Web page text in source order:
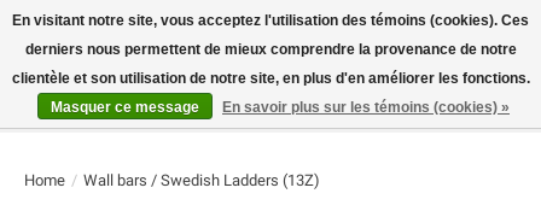
E-MAIL:info@flame-sport.deTEL.: +49 1525 9705 011
Liste de souhaits
Panier
Home / Wall bars / Swedish Ladders (13Z)
En visitant notre site, vous acceptez l'utilisation des témoins (cookies). Ces
derniers nous permettent de mieux comprendre la provenance de notre
clientèle et son utilisation de notre site, en plus d'en améliorer les fonctions.
Masquer ce message
En savoir plus sur les témoins (cookies) »